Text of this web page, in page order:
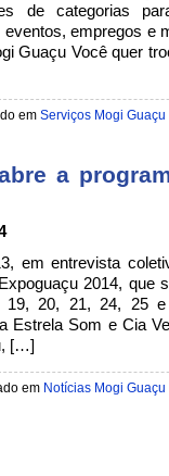
de categorias
empregos e
Guaçu Você quer
em Serviços Mogi Guaçu
a
em entrevista
2014, que
19, 20, 21, 24, 25
Estrela Som e Cia
[…]
em Notícias Mogi Guaçu